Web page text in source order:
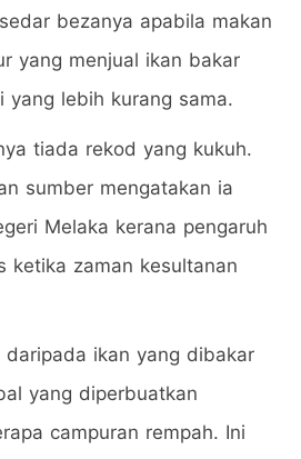
bezanya apabila makan
yang menjual ikan bakar
yang lebih kurang sama.
tiada rekod yang kukuh.
sumber mengatakan ia
Melaka kerana pengaruh
ketika zaman kesultanan
ikan yang dibakar
yang diperbuatkan
campuran rempah. Ini